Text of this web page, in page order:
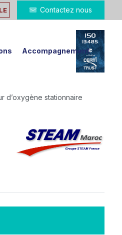
Contactez nous
Accompagnement
d’oxygène stationnaire